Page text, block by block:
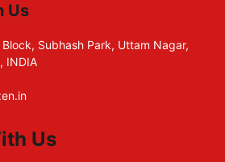
Us
Block, Subhash Park, Uttam Nagar,
INDIA
Us